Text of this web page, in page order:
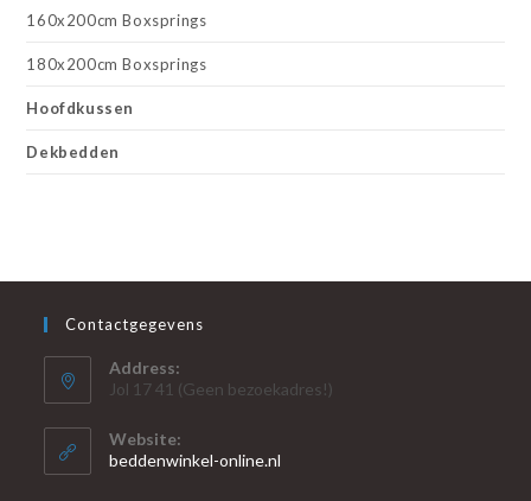
160x200cm Boxsprings
180x200cm Boxsprings
Hoofdkussen
Dekbedden
Contactgegevens
Address:
Jol 17 41 (Geen bezoekadres!)
Website:
beddenwinkel-online.nl